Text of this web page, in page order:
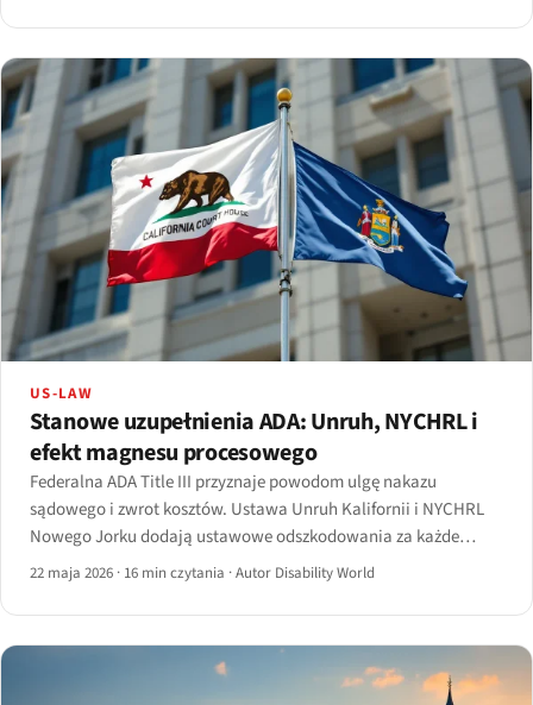
US-LAW
Stanowe uzupełnienia ADA: Unruh, NYCHRL i
efekt magnesu procesowego
Federalna ADA Title III przyznaje powodom ulgę nakazu
sądowego i zwrot kosztów. Ustawa Unruh Kalifornii i NYCHRL
Nowego Jorku dodają ustawowe odszkodowania za każde
naruszenie — dlatego dwa stany skupiają większość pozwów o
22 maja 2026 · 16 min czytania ·Autor Disability World